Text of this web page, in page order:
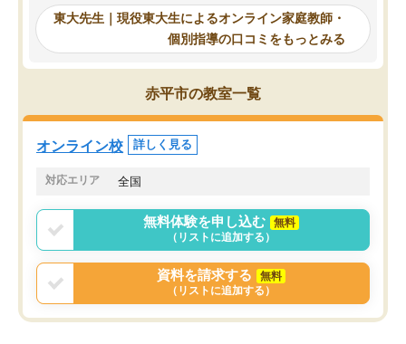
れるので、親としても安心です。毎日
使える自習室とかもあり、わからない
ところがあれば先生が回答してくれる
のも重宝しています。
自習室が毎日使えていつ
るのが心強かったよう
謝です。
東大先生｜現役東大生によるオンライン家庭教師・
個別指導の口コミをもっとみる
赤平市の教室一覧
オンライン校 詳しく見る
対応エリア 全国
無料体験を申し込む
無料
（リストに追加する）
資料を請求する
無料
（リストに追加する）